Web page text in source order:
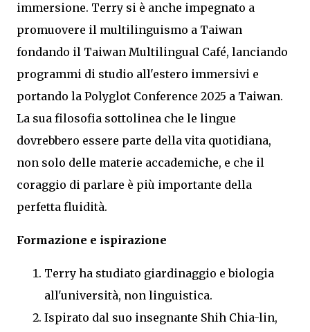
immersione. Terry si è anche impegnato a
promuovere il multilinguismo a Taiwan
fondando il Taiwan Multilingual Café, lanciando
programmi di studio all'estero immersivi e
portando la Polyglot Conference 2025 a Taiwan.
La sua filosofia sottolinea che le lingue
dovrebbero essere parte della vita quotidiana,
non solo delle materie accademiche, e che il
coraggio di parlare è più importante della
perfetta fluidità.
Formazione e ispirazione
Terry ha studiato giardinaggio e biologia
all'università, non linguistica.
Ispirato dal suo insegnante Shih Chia-lin,